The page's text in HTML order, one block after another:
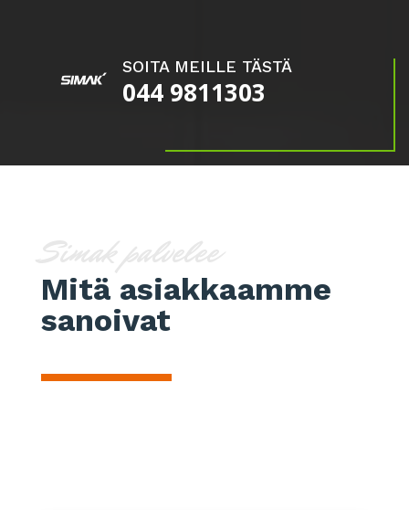
SOITA MEILLE TÄSTÄ
044 9811303
Simak palvelee
Mitä asiakkaamme
sanoivat